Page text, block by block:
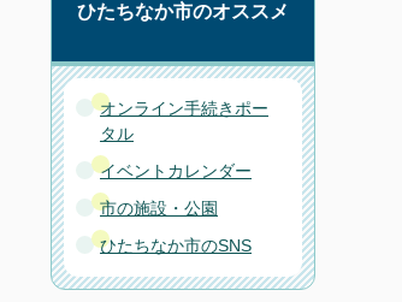
ひたちなか市のオススメ
オンライン手続きポー
タル
イベントカレンダー
市の施設・公園
ひたちなか市のSNS